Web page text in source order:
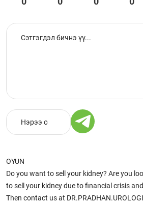
OYUN
Do you want to sell your kidney? Are you
to sell your kidney due to financial crisis
Then contact us at